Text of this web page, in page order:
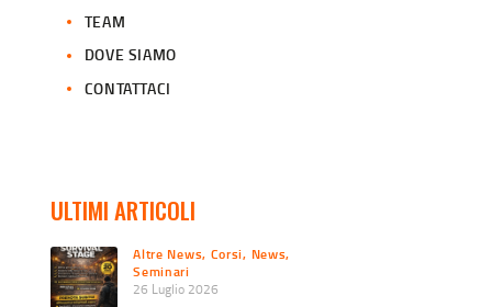
TEAM
DOVE SIAMO
CONTATTACI
ULTIMI ARTICOLI
Altre News, Corsi, News,
Seminari
26 Luglio 2026